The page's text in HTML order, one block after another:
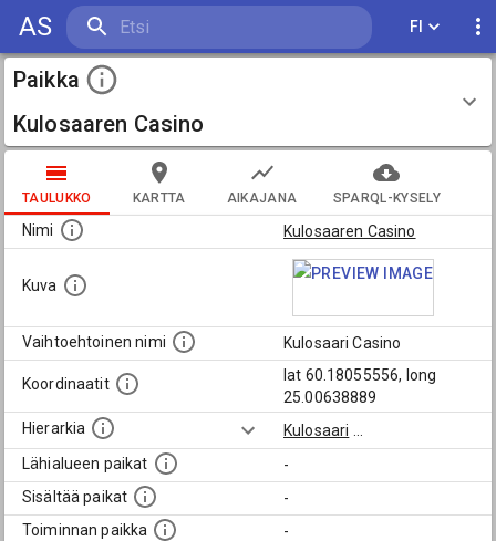
AS FI
Paikka
Kulosaaren Casino
TAULUKKO KARTTA AIKAJANA SPARQL-KYSELY
Nimi Kulosaaren Casino
Kuva
Vaihtoehtoinen nimi Kulosaari Casino
Koordinaatit
lat 60.18055556, long
25.00638889
Hierarkia
Kulosaari
Lähialueen paikat
-
Sisältää paikat
-
Toiminnan paikka
-